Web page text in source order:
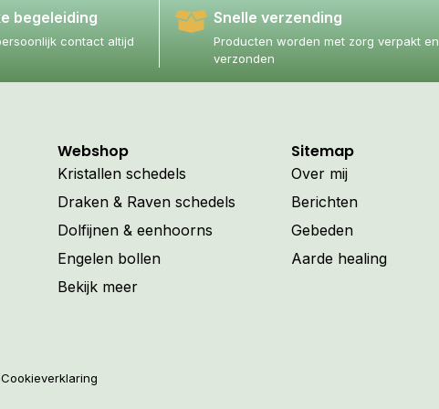
begeleiding
contact altijd
Snelle verzending
Producten worden met zorg verpakt en
verzonden
Webshop
Kristallen schedels
Draken & Raven schedels
Dolfijnen & eenhoorns
Engelen bollen
Bekijk meer
Sitemap
Over mij
Berichten
Gebeden
Aarde healing
Cookieverklaring